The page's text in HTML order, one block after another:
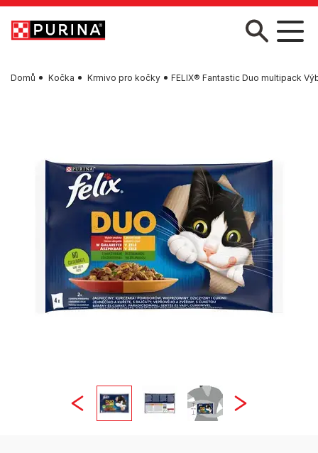
Skip to main content
Domů Kočka Krmivo pro kočky FELIX® Fantastic Duo multipack